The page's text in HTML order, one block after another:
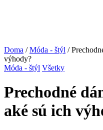
Doma /Móda - štýl /
výhody?
Móda - štýl Všetky
Prechodné
aké sú ich